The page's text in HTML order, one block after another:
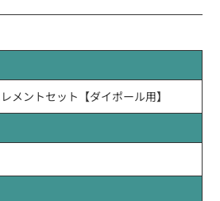
メントセット【ダイポール用】